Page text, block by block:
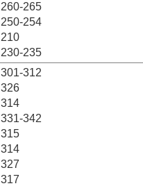
260-265
250-254
210
230-235
301-312
326
314
331-342
315
314
327
317